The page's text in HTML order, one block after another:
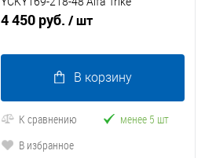
4 450 руб. / шт
В корзину
К сравнению
менее 5 шт
В избранное